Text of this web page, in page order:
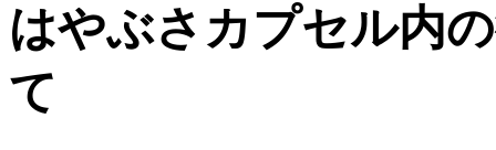
はやぶさカプセル内
て